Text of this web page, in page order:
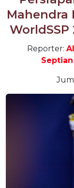
Mahendra
Reporter:
Septian